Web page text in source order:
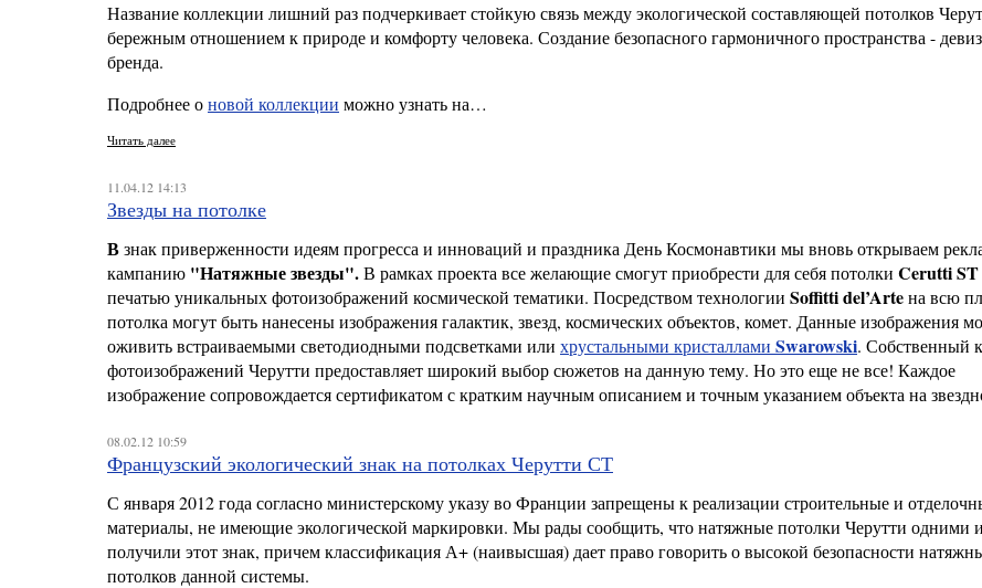
Название коллекции лишний раз подчеркивает стойкую связь между экологической составляющей потолков
бережным отношением к природе и комфорту человека. Создание безопасного гармоничного пространства -
бренда.
Подробнее оновой коллекции можно узнать на…
Читать далее
11.04.12 14:13
Звезды на потолке
Взнак приверженности идеям прогресса и инноваций и праздника День Космонавтики мы вновь открываем
кампанию "Натяжные звезды".В рамках проекта все желающие смогут приобрести для себя потолки Cerutti ST
печатью уникальных фотоизображений космической тематики. Посредством технологии Soffitti del’Arteна всю
потолка могут быть нанесены изображения галактик, звезд, космических объектов, комет. Данные изображения
оживить встраиваемыми светодиодными подсветками или хрустальными кристаллами Swarowski. Собственный
фотоизображений Черутти предоставляет широкий выбор сюжетов на данную тему. Но это еще не все! Каждое
изображение сопровождается сертификатом с кратким научным описанием и точным указанием объекта на
08.02.12 10:59
Французский экологический знак на потолках Черутти СТ
С января 2012 года согласно министерскому указу во Франции запрещены к реализации строительные и
материалы, не имеющие экологической маркировки. Мы рады сообщить, что натяжные потолки Черутти одними
получили этот знак, причем классификация А+ (наивысшая) дает право говорить о высокой безопасности
потолков данной системы.